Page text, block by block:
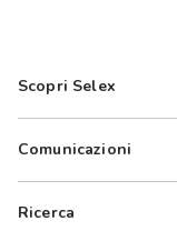
Scopri Selex
Comunicazioni
Ricerca